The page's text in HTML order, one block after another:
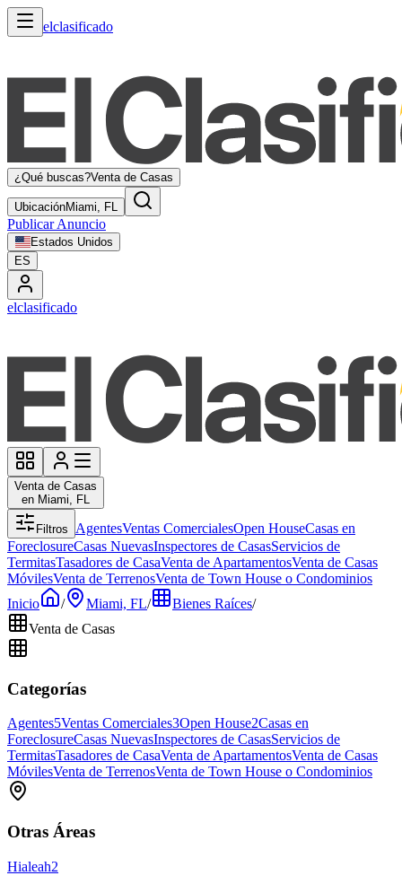
elclasificado
¿Qué buscas?Venta de Casas
UbicaciónMiami, FL
Publicar Anuncio
Estados Unidos
ES
elclasificado
Venta de Casas
en Miami, FL
Filtros AgentesVentas ComercialesOpen HouseCasas en
ForeclosureCasas NuevasInspectores de CasasServicios de
TermitasTasadores de CasaVenta de ApartamentosVenta de Casas
MóvilesVenta de TerrenosVenta de Town House o Condominios
Inicio
/ Miami, FL/ Bienes Raíces/
Venta de Casas
Categorías
Agentes5Ventas Comerciales3Open House2Casas en
ForeclosureCasas NuevasInspectores de CasasServicios de
TermitasTasadores de CasaVenta de ApartamentosVenta de Casas
MóvilesVenta de TerrenosVenta de Town House o Condominios
Otras Áreas
Hialeah2